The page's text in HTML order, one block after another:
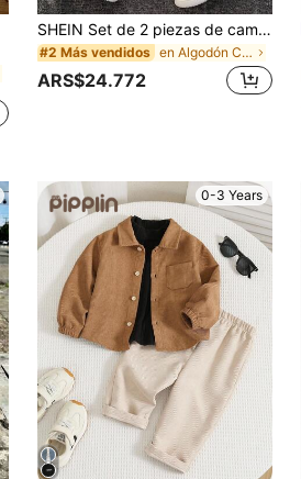
SHEIN Set de 2 piezas de camisa polo roja y pantalones cortos de mezclilla azules de estilo preppy casual para bebé niño, adecuado para fiesta de cumpleaños de verano, fiesta de noche, actuación, boda, baby shower y celebración del 1er cumpleaños
#2 Más vendidos en Algodón Conjuntos de polo para bebés niños
ARS$24.772
0-3 Years